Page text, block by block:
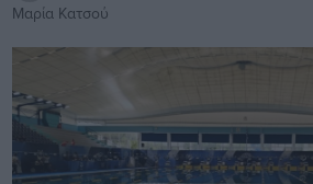
Μαρία Κατσού